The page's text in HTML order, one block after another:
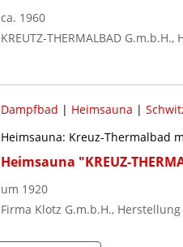
ca. 1960
KREUTZ-THERMALBAD
Dampfbad | Heimsauna |
Heimsauna: Kreuz-Thermalbad
Heimsauna "KREUZ-
um 1920
Firma Klotz G.m.b.H., Herstellung